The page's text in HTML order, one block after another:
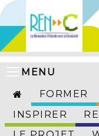
MENU
FORMER
INSPIRER